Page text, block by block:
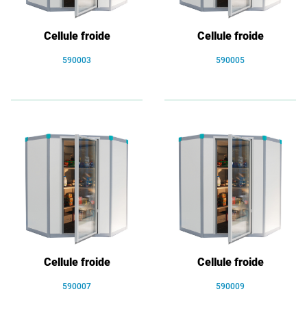
Cellule froide
590003
Cellule froide
590005
Cellule froide
590007
Cellule froide
590009